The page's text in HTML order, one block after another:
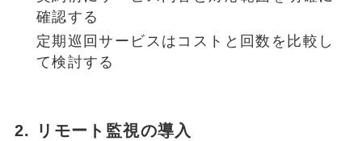
確認する
定期巡回サービスはコストと回数を比較し
て検討する
2. リモート監視の導入